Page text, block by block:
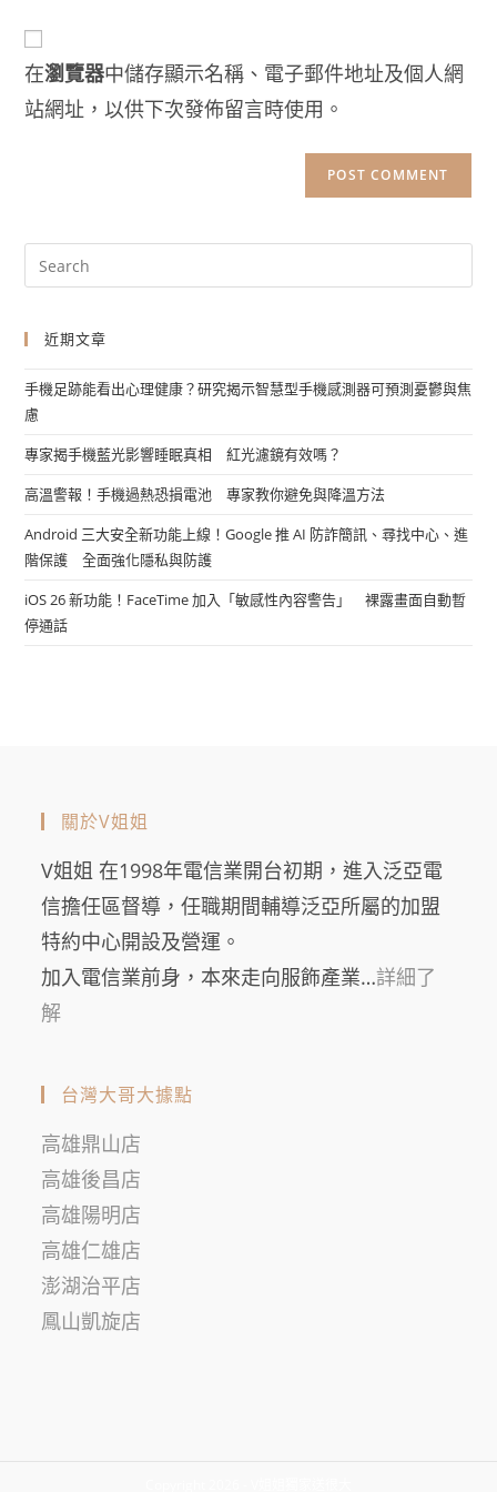
在瀏覽器中儲存顯示名稱、電子郵件地址及個人網
站網址，以供下次發佈留言時使用。
近期文章
手機足跡能看出心理健康？研究揭示智慧型手機感測器可預測憂鬱與焦
慮
專家揭手機藍光影響睡眠真相 紅光濾鏡有效嗎？
高溫警報！手機過熱恐損電池 專家教你避免與降溫方法
Android 三大安全新功能上線！Google 推 AI 防詐簡訊、尋找中心、進
階保護 全面強化隱私與防護
iOS 26 新功能！FaceTime 加入「敏感性內容警告」 裸露畫面自動暫
停通話
關於V姐姐
V姐姐 在1998年電信業開台初期，進入泛亞電
信擔任區督導，任職期間輔導泛亞所屬的加盟
特約中心開設及營運。
加入電信業前身，本來走向服飾產業…詳細了
解
台灣大哥大據點
高雄鼎山店
高雄後昌店
高雄陽明店
高雄仁雄店
澎湖治平店
鳳山凱旋店